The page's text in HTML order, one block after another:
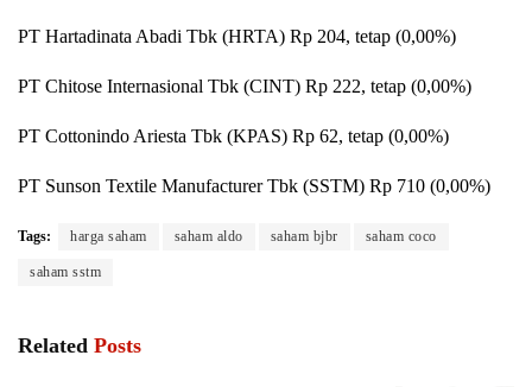
PT Hartadinata Abadi Tbk (HRTA) Rp 204, tetap (0,00%)
PT Chitose Internasional Tbk (CINT) Rp 222, tetap (0,00%)
PT Cottonindo Ariesta Tbk (KPAS) Rp 62, tetap (0,00%)
PT Sunson Textile Manufacturer Tbk (SSTM) Rp 710 (0,00%)
Tags: harga saham saham aldo saham bjbr saham coco
saham sstm
Related Posts